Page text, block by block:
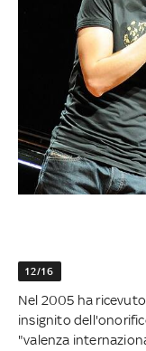
12/16
Nel 2005 ha
insignito
"valenza